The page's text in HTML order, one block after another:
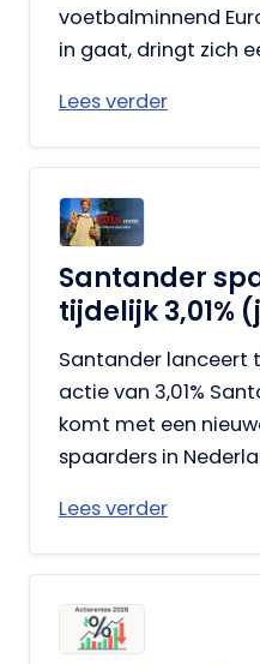
voetbalminnend
in gaat, dringt zich
Lees verder
Santander
tijdelijk 3,01%
Santander lanceert
actie van 3,01%
komt met een
spaarders in
Lees verder